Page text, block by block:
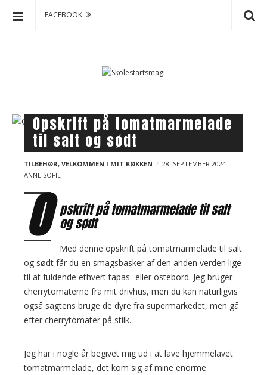
FACEBOOK
Opskrift på tomatmarmelade
til salt og sødt
TILBEHØR, VELKOMMEN I MIT KØKKEN
28. SEPTEMBER 2024
ANNE SOFIE
O pskrift på tomatmarmelade til salt
og sødt
Med denne opskrift på tomatmarmelade til salt
og sødt får du en smagsbasker af den anden verden lige
til at fuldende ethvert tapas -eller ostebord. Jeg bruger
cherrytomaterne fra mit drivhus, men du kan naturligvis
også sagtens bruge de dyre fra supermarkedet, men gå
efter cherrytomater på stilk.
Jeg har i nogle år begivet mig ud i at lave hjemmelavet
tomatmarmelade, det kom sig af mine enorme